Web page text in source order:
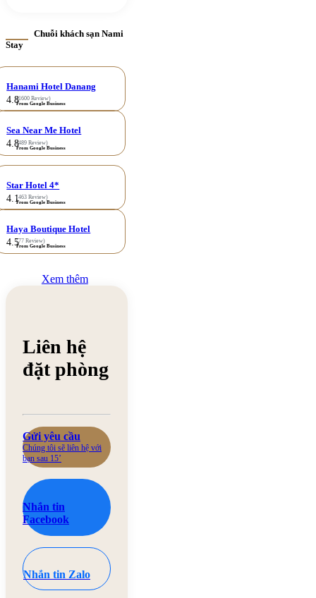
Chuỗi khách sạn Nami
Stay
Hanami Hotel Danang
4.8(1600 Review)
From Google Business
Sea Near Me Hotel
4.8(489 Review)
From Google Business
Star Hotel 4*
4.1(463 Review)
From Google Business
Haya Boutique Hotel
4.5(77 Review)
From Google Business
Xem thêm
Liên hệ
đặt phòng
Gửi yêu cầu
Chúng tôi sẽ liên hệ với
bạn sau 15’
Nhắn tin
Facebook
Nhắn tin Zalo